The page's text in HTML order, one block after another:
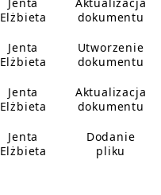
Elżbieta
dokumentu
Jenta
Elżbieta
Utworzenie
dokumentu
Jenta
Elżbieta
Aktualizacja
dokumentu
Jenta
Elżbieta
Dodanie
pliku